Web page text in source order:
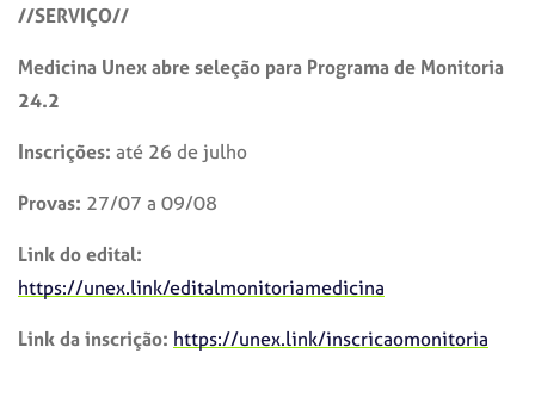
//SERVIÇO//
Medicina Unex abre seleção para Programa de Monitoria
24.2
Inscrições: até 26 de julho
Provas: 27/07 a 09/08
Link do edital:
https://unex.link/editalmonitoriamedicina
Link da inscrição: https://unex.link/inscricaomonitoria